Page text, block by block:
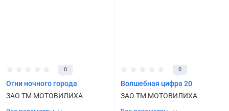
0
Огни ночного города
ЗАО ТМ МОТОВИЛИХА
0
Волшебная цифра 20
ЗАО ТМ МОТОВИЛИХА